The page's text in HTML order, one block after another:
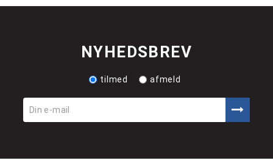
NYHEDSBREV
tilmed afmeld